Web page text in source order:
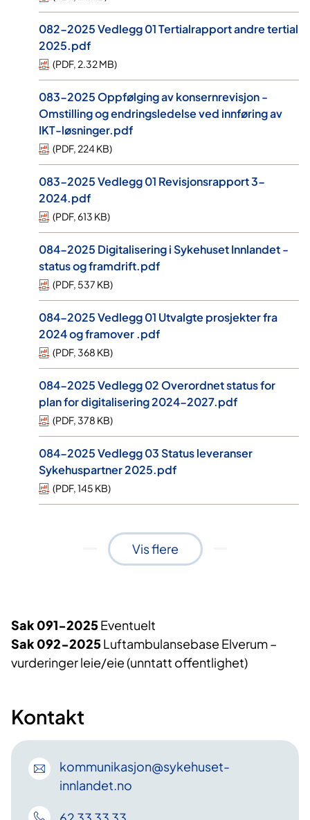
082-2025 Vedlegg 01 Tertialrapport andre tertial
2025.pdf
(PDF, 2.32 MB)
083-2025 Oppfølging av konsernrevisjon -
Omstilling og endringsledelse ved innføring av
IKT-løsninger.pdf
(PDF, 224 KB)
083-2025 Vedlegg 01 Revisjonsrapport 3-
2024.pdf
(PDF,613 KB)
084-2025 Digitalisering i Sykehuset Innlandet -
status og framdrift.pdf
(PDF, 537 KB)
084-2025 Vedlegg 01 Utvalgte prosjekter fra
2024 og framover .pdf
(PDF, 368 KB)
084-2025 Vedlegg 02 Overordnet status for
plan for digitalisering 2024-2027.pdf
(PDF, 378 KB)
084-2025 Vedlegg 03 Status leveranser
Sykehuspartner 2025.pdf
(PDF,145 KB)
Vis flere
Sak 091-2025Eventuelt
Sak 092-2025Luftambulansebase Elverum –
vurderinger leie/eie (unntatt offentlighet)
Kontakt
kommunikasjon@sykehuset-
innlandet.no